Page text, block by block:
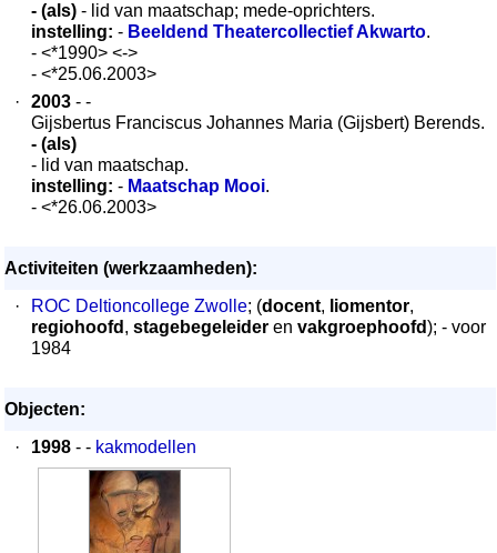
- (als) - lid van maatschap; mede-oprichters.
instelling: - Beeldend Theatercollectief Akwarto.
- <*1990> <->
- <*25.06.2003>
·
2003 - -
Gijsbertus Franciscus Johannes Maria (Gijsbert) Berends.
- (als)
- lid van maatschap.
instelling: - Maatschap Mooi.
- <*26.06.2003>
Activiteiten (werkzaamheden):
·
ROC Deltioncollege Zwolle; (docent, liomentor,
regiohoofd , stagebegeleider en vakgroephoofd); - voor
1984
Objecten:
·
1998 - - kakmodellen